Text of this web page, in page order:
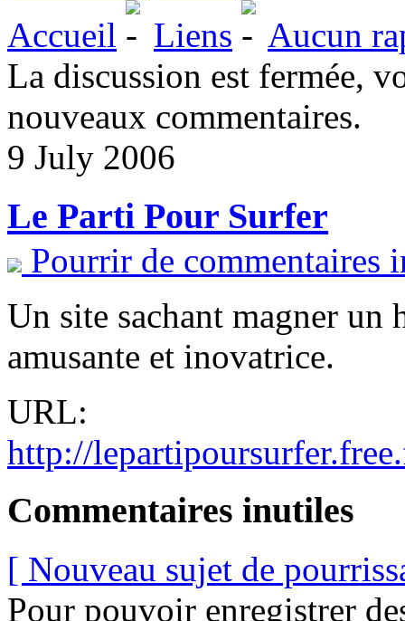
Accueil
Liens
Aucun
La discussion est fermée,
nouveaux commentaires.
9 July 2006
Le Parti Pour Surfer
Pourrir de commentaires
Un site sachant magner
amusante et inovatrice.
URL:
http://
Commentaires inutiles
[ Nouveau sujet de
Pour pouvoir enregistrer